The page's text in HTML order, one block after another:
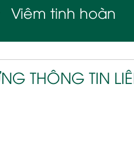
Viêm tinh hoàn
THÔNG TIN